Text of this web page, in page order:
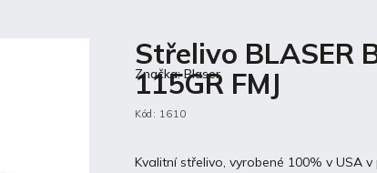
Střelivo BLASER
115GR FMJ
Kód: 1610
Kvalitní střelivo, vyrobené 100% v USA
Značka:Blaser